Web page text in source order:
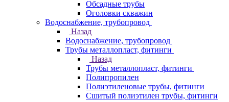
Обсадные трубы
Оголовки скважин
Водоснабжение, трубопровод
Назад
Водоснабжение, трубопровод
Трубы металлопласт, фитинги
Назад
Трубы металлопласт, фитинги
Полипропилен
Полиэтиленовые трубы, фитинги
Сшитый полиэтилен трубы, фитинги